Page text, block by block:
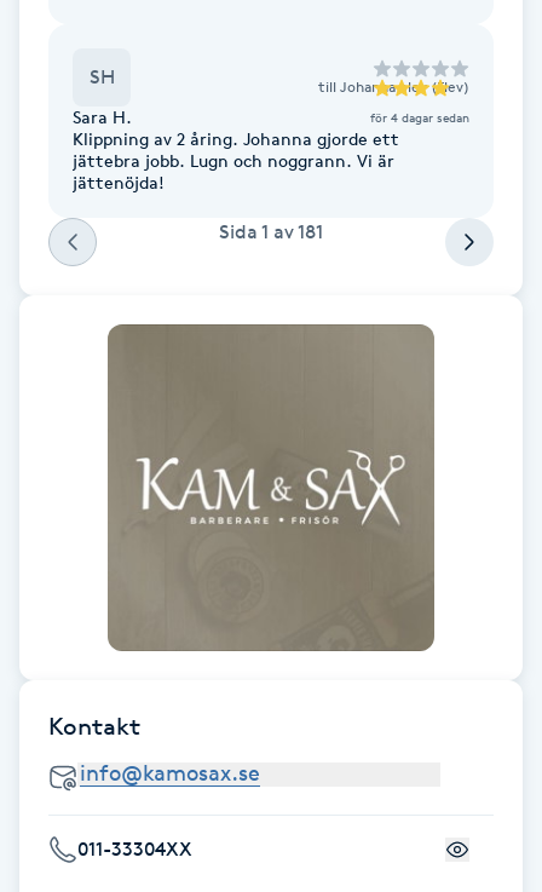
Liktornar
LPG-behandling
LPG-massage
Lymfmassage
Massage
Medial vägledning
SH till Johanna elev (Elev)
Sara H. för 4 dagar sedan
Klippning av 2 åring. Johanna gjorde ett
jättebra jobb. Lugn och noggrann. Vi är
jättenöjda!
Sida 1 av181
Kontakt
011-33304XX